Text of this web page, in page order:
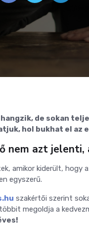
hangzik, de sokan
hol bukhat el az
nem azt jelenti,
amikor kiderült, hogy
egyszerű.
szakértői szerint
megoldja a